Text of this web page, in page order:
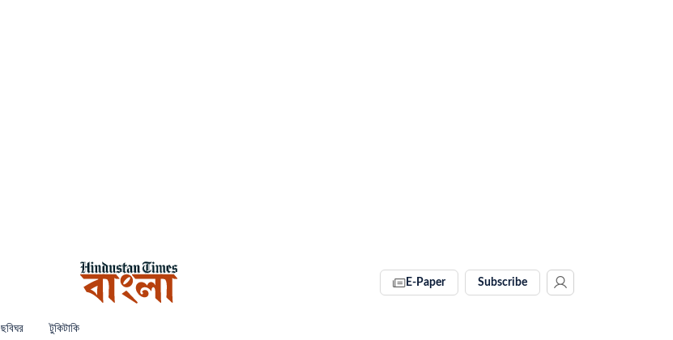
E-Paper Subscribe
ছবিঘর টুকিটাকি